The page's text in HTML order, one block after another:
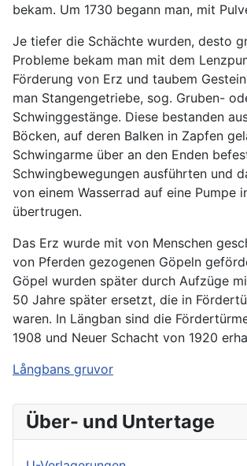
bekam. Um 1730 begann man, mit
Je tiefer die Schächte wurden, desto
Probleme bekam man mit dem
Förderung von Erz und taubem
man Stangengetriebe, sog. Gruben-
Schwinggestänge. Diese bestanden
Böcken, auf deren Balken in Zapfen
Schwingarme über an den Enden
Schwingbewegungen ausführten und
von einem Wasserrad auf eine Pumpe
übertrugen.
Das Erz wurde mit von Menschen
von Pferden gezogenen Göpeln
Göpel wurden später durch Aufzüge
50 Jahre später ersetzt, die in
waren. In Längban sind die
1908 und Neuer Schacht von 1920
Långbans gruvor
Über- und Untertage